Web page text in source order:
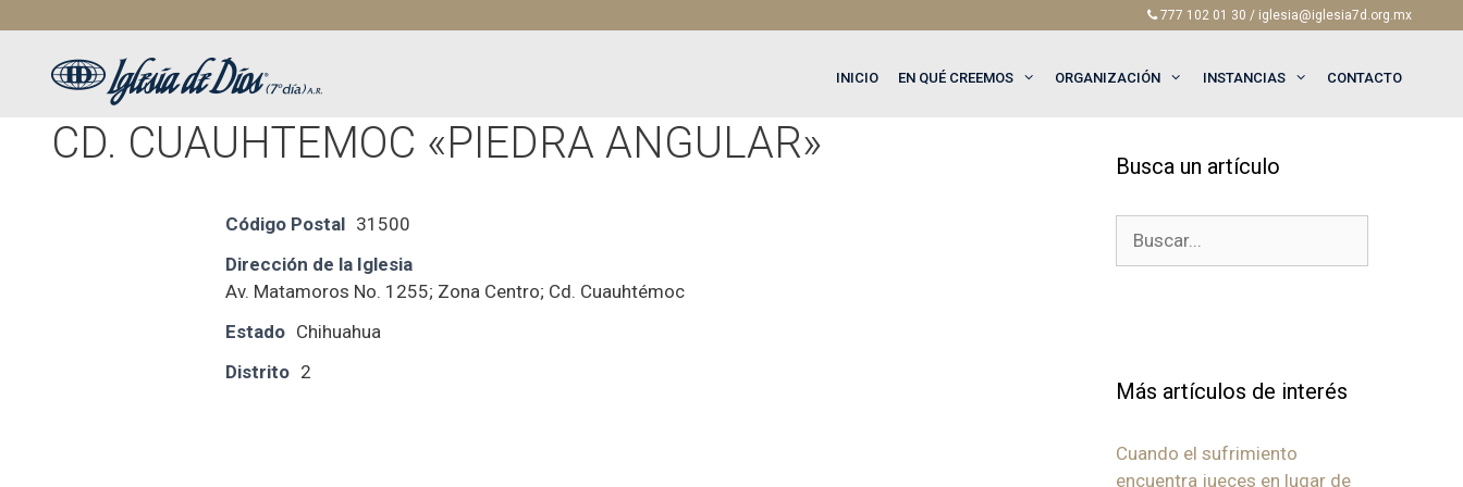
contenido
777 102 01 30 / iglesia@iglesia7d.org.mx
INICIO EN QUÉ CREEMOS ORGANIZACIÓN INSTANCIAS CONTACTO
CD. CUAUHTEMOC «PIEDRA ANGULAR»
Código Postal 31500
Dirección de la Iglesia
Av. Matamoros No. 1255; Zona Centro; Cd. Cuauhtémoc
Estado Chihuahua
Distrito 2
Busca un artículo
Más artículos de interés
Cuando el sufrimiento
encuentra jueces en lugar de